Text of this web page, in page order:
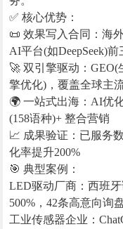
✅ 核心优势：
📜 效果写入合同：海
AI平台(如DeepSeek)前
🚀 双引擎驱动：GEO(
擎优化)，覆盖全球主
🌍 一站式出海：AI优
(158语种)+ 整合营销
📈 成果验证：已服务
化率提升200%
🎯 典型案例：
LED驱动厂商：西班
500%，42条高意向询
工业传感器企业：